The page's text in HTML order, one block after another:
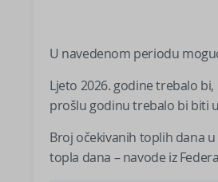
U navedenom periodu
Ljeto 2026. godine trebalo
prošlu godinu trebalo bi biti
Broj očekivanih toplih dana
topla dana – navode iz